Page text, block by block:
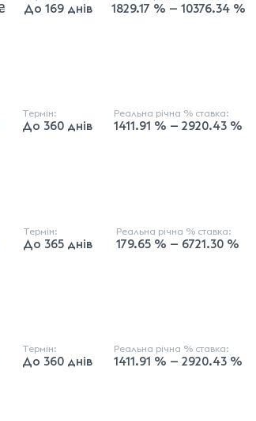
До 169 днів 1829.17 % — 10376.34 %
Термін:
До 360 днів
Реальна річна % ставка:
1411.91 % — 2920.43 %
Термін:
До 365 днів
Реальна річна % ставка:
179.65 % — 6721.30 %
Термін:
До 360 днів
Реальна річна % ставка:
1411.91 % — 2920.43 %